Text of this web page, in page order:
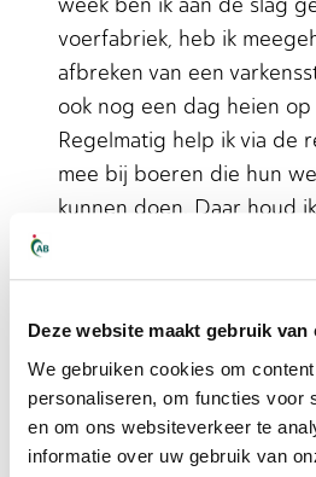
Deze website maakt gebruik van
We gebruiken cookies om
personaliseren, om functies voor
en om ons websiteverkeer te
informatie over uw gebruik van
voerfabriek, heb ik
afbreken van een
ook nog een dag heien
Regelmatig help ik via de
mee bij boeren die hun
kunnen doen. Daar houd
afwisseling, alle
je naar toe mag en de
collega’s houden meer van
ik zeker niet. Ik vind het
Rond vier uur zwaait hij af.
mensen dan op weg gaan